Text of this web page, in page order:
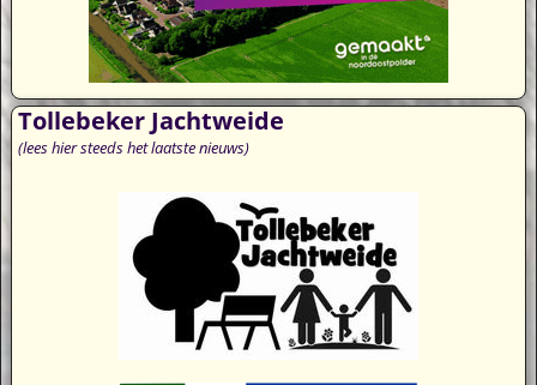
Tollebeker Jachtweide
(lees hier steeds het laatste nieuws)